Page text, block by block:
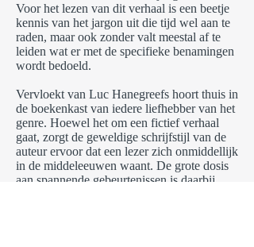
Voor het lezen van dit verhaal is een beetje
kennis van het jargon uit die tijd wel aan te
raden, maar ook zonder valt meestal af te
leiden wat er met de specifieke benamingen
wordt bedoeld.
Vervloekt van Luc Hanegreefs hoort thuis in
de boekenkast van iedere liefhebber van het
genre. Hoewel het om een fictief verhaal
gaat, zorgt de geweldige schrijfstijl van de
auteur ervoor dat een lezer zich onmiddellijk
in de middeleeuwen waant. De grote dosis
aan spannende gebeurtenissen is daarbij